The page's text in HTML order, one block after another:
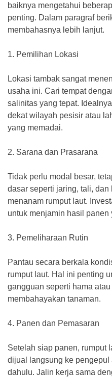
baiknya mengetahui
penting. Dalam paragraf
membahasnya lebih lanjut.
1. Pemilihan Lokasi
Lokasi tambak sangat
usaha ini. Cari tempat
salinitas yang tepat.
dekat wilayah pesisir atau
yang memadai.
2. Sarana dan Prasarana
Tidak perlu modal besar,
dasar seperti jaring, tali, dan
menanam rumput laut.
untuk menjamin hasil panen
3. Pemeliharaan Rutin
Pantau secara berkala
rumput laut. Hal ini penting
gangguan seperti hama
membahayakan tanaman.
4. Panen dan Pemasaran
Setelah siap panen, rumput
dijual langsung ke pengepul
dahulu. Jalin kerja sama